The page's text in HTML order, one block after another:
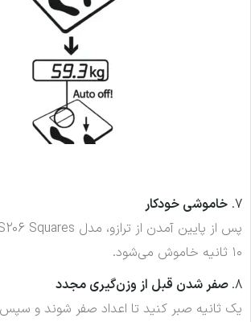
7. خاموشی خودکار
۱۰ ثانیه خاموش می‌شود.
8. صفر شدن قبل از وزن‌گیری مجدد
یک ثانیه صبر کنید تا اعداد صفر شوند و سپس